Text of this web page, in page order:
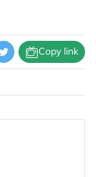
Copy link